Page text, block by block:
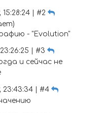
| #2
- "Evolution"
| #3
и сейчас не
23:43:34 | #4